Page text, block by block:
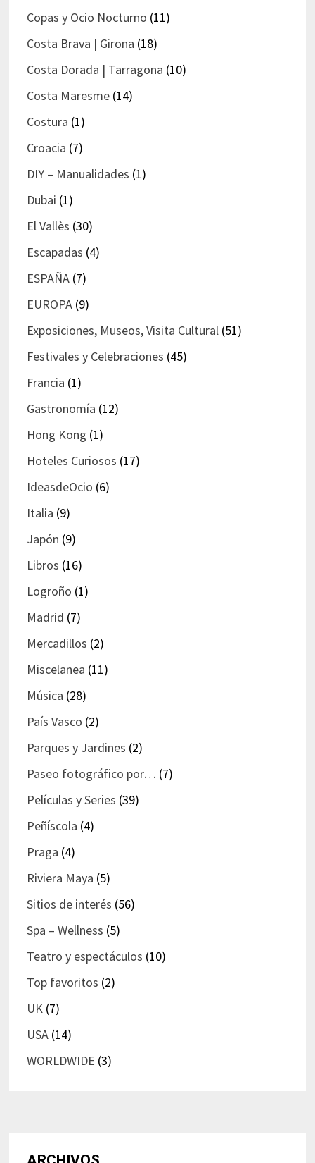
Copas y Ocio Nocturno (11)
Costa Brava | Girona (18)
Costa Dorada | Tarragona (10)
Costa Maresme(14)
Costura (1)
Croacia (7)
DIY – Manualidades (1)
Dubai (1)
El Vallès (30)
Escapadas (4)
ESPAÑA(7)
EUROPA(9)
Exposiciones, Museos, Visita Cultural(51)
Festivales y Celebraciones (45)
Francia (1)
Gastronomía (12)
Hong Kong (1)
Hoteles Curiosos (17)
IdeasdeOcio (6)
Italia (9)
Japón (9)
Libros (16)
Logroño (1)
Madrid (7)
Mercadillos (2)
Miscelanea (11)
Música (28)
País Vasco (2)
Parques y Jardines (2)
Paseo fotográfico por… (7)
Películas y Series (39)
Peñíscola (4)
Praga (4)
Riviera Maya (5)
Sitios de interés (56)
Spa – Wellness (5)
Teatro y espectáculos (10)
Top favoritos (2)
UK(7)
USA(14)
WORLDWIDE (3)